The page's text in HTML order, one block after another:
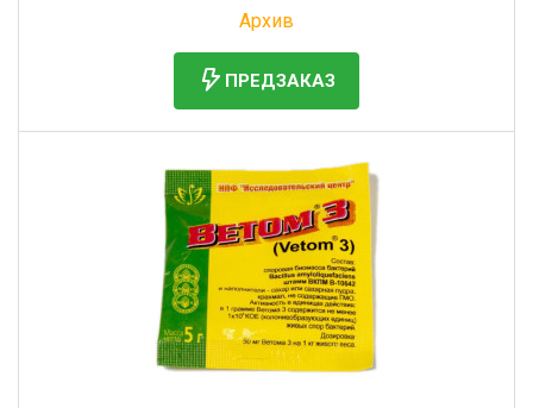
Архив
ПРЕДЗАКАЗ